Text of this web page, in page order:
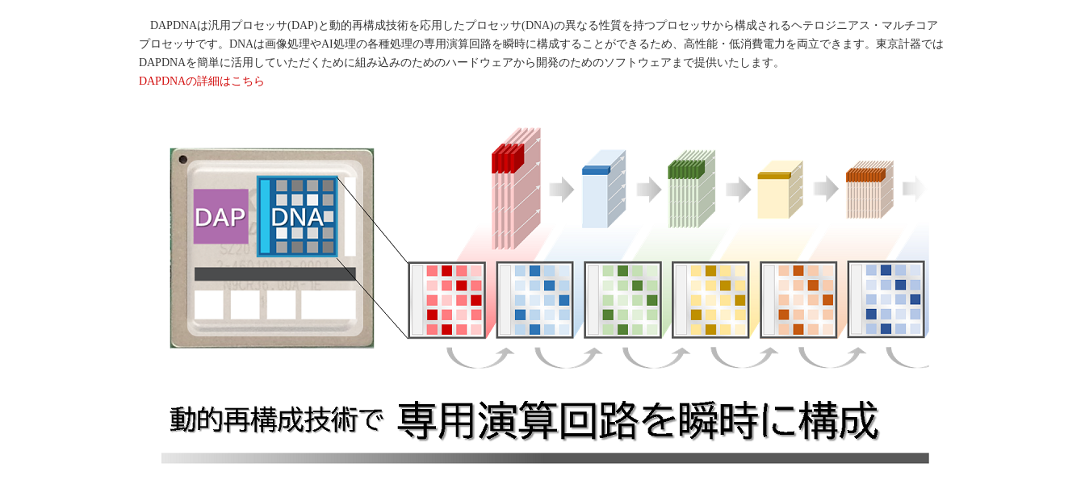
DAPDNAは汎用プロセッサ(DAP)と動的再構成技術を応用したプロセッサ(DNA)の異なる性質を持つプロセッサから構成されるヘテロジニアス・マルチコア
プロセッサです。DNAは画像処理やAI処理の各種処理の専用演算回路を瞬時に構成することができるため、高性能・低消費電力を両立できます。東京計器では
DAPDNAを簡単に活用していただくために組み込みのためのハードウェアから開発のためのソフトウェアまで提供いたします。
DAPDNAの詳細はこちら